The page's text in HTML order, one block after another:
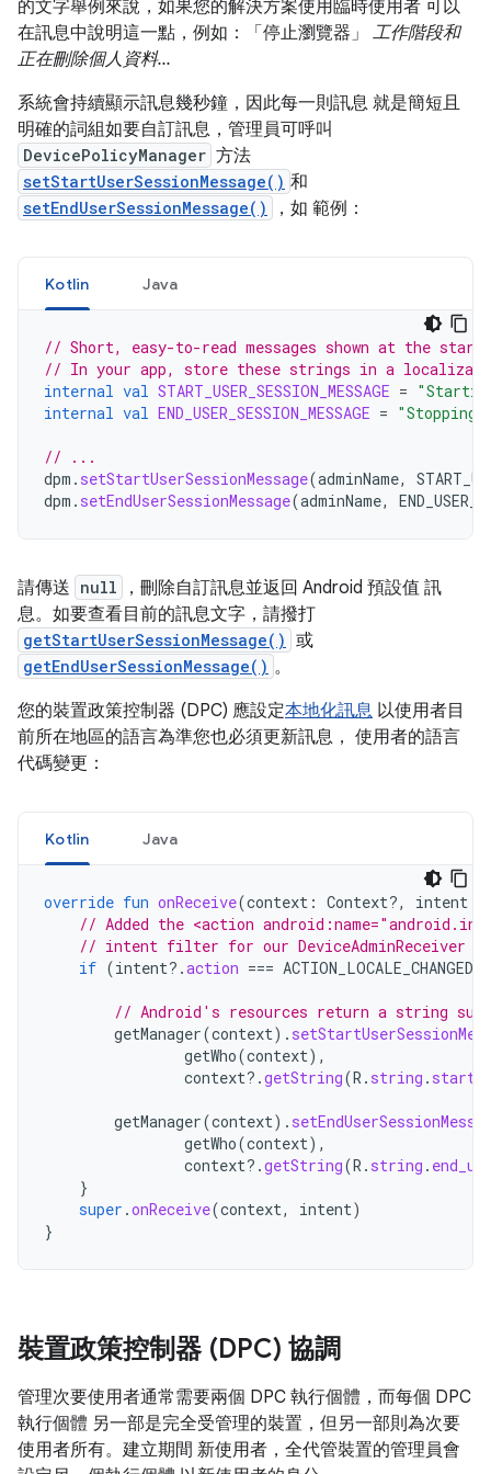
的文字舉例來說，如果您的解決方案使用臨時使用者 可以
在訊息中說明這一點，例如：「停止瀏覽器」
工作階段和
正在刪除個人資料...
系統會持續顯示訊息幾秒鐘，因此每一則訊息 就是簡短且
明確的詞組如要自訂訊息，管理員可呼叫
DevicePolicyManager 方法
setStartUserSessionMessage() 和
setEndUserSessionMessage() ，如 範例：
Kotlin Java
// Short, easy-to-read messages shown at the
// In your app, store these strings in a
internal val START_USER_SESSION_MESSAGE =
internal val END_USER_SESSION_MESSAGE = "Stopping
// ...
dpm . setStartUserSessionMessage(adminName,
dpm . setEndUserSessionMessage(adminName,
請傳送 null
，刪除自訂訊息並返回 Android 預設值 訊
息。如要查看目前的訊息文字，請撥打
getStartUserSessionMessage() 或
getEndUserSessionMessage() 。
您的裝置政策控制器 (DPC) 應設定本地化訊息 以使用者目
前所在地區的語言為準您也必須更新訊息， 使用者的語言
代碼變更：
Kotlin Java
override fun onReceive(context : Context?, intent
// Added the <action
// intent filter for our DeviceAdminReceiver
if (intent?.action === ACTION_LOCALE_CHANGED
// Android's resources return a string
getManager(context).
getWho(context),
context?.getString(R . string .
getManager(context).
getWho(context),
context?.getString(R . string .
}
super .onReceive(context, intent)
}
裝置政策控制器 (DPC) 協調
管理次要使用者通常需要兩個 DPC 執行個體，而每個 DPC
執行個體 另一部是完全受管理的裝置，但另一部則為次要
使用者所有。建立期間 新使用者，全代管裝置的管理員會